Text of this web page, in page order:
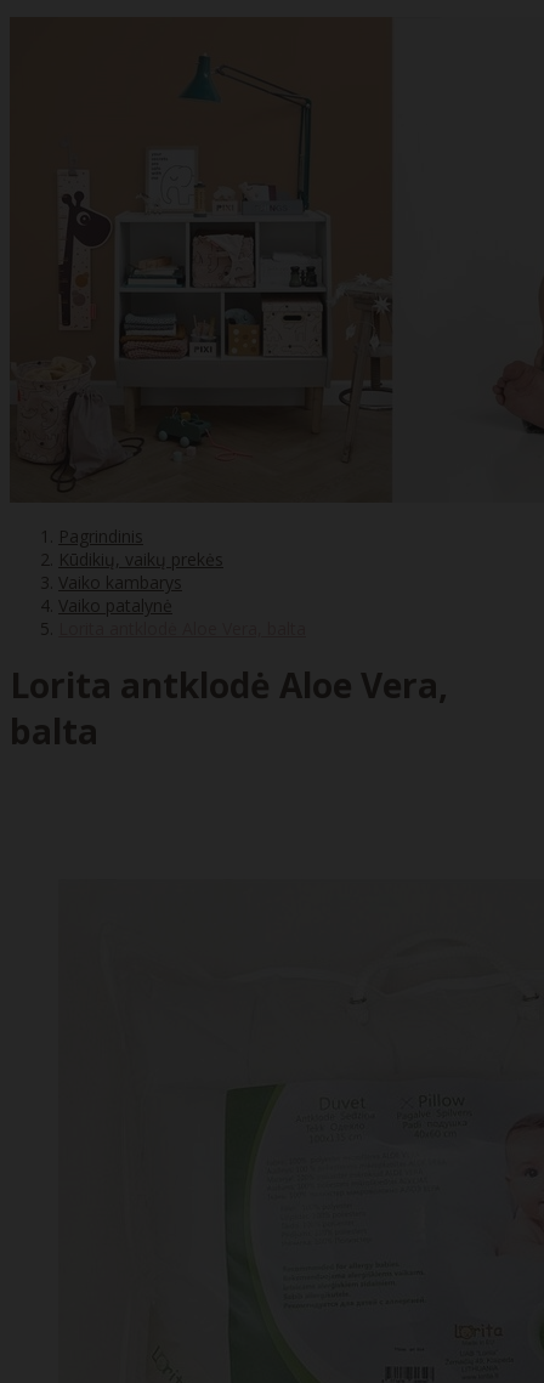
Pagrindinis
Kūdikių, vaikų prekės
Vaiko kambarys
Vaiko patalynė
Lorita antklodė Aloe Vera,
balta